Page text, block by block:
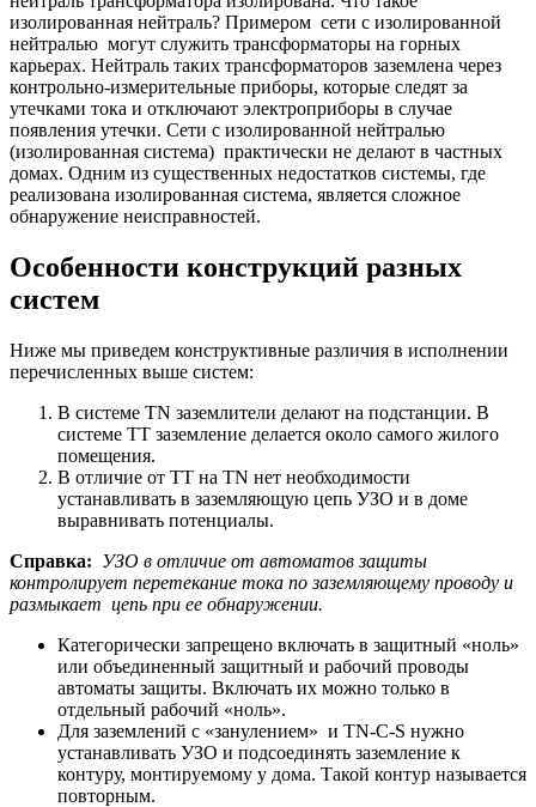
изолированная нейтраль? Примером сети с изолированной
нейтралью могут служить трансформаторы на горных
карьерах. Нейтраль таких трансформаторов заземлена через
контрольно-измерительные приборы, которые следят за
утечками тока и отключают электроприборы в случае
появления утечки. Сети с изолированной нейтралью
(изолированная система) практически не делают в частных
домах. Одним из существенных недостатков системы, где
реализована изолированная система, является сложное
обнаружение неисправностей.
Особенности конструкций разных
систем
Ниже мы приведем конструктивные различия в исполнении
перечисленных выше систем:
В системе TN заземлители делают на подстанции. В
системе TT заземление делается около самого жилого
помещения.
В отличие от TT на TN нет необходимости
устанавливать в заземляющую цепь УЗО и в доме
выравнивать потенциалы.
Справка: УЗО в отличие от автоматов защиты
контролирует перетекание тока по заземляющему проводу и
размыкает цепь при ее обнаружении.
Категорически запрещено включать в защитный «ноль»
или объединенный защитный и рабочий проводы
автоматы защиты. Включать их можно только в
отдельный рабочий «ноль».
Для заземлений с «занулением» и TN-C-S нужно
устанавливать УЗО и подсоединять заземление к
контуру, монтируемому у дома. Такой контур называется
повторным.